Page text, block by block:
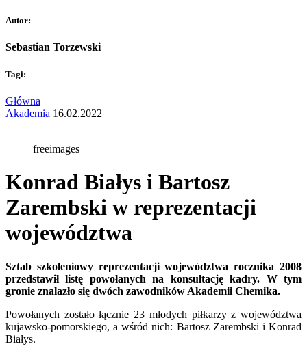
Autor:
Sebastian Torzewski
Tagi:
Główna
Akademia 16.02.2022
freeimages
Konrad Białys i Bartosz
Zarembski w reprezentacji
województwa
Sztab szkoleniowy reprezentacji województwa rocznika 2008
przedstawił listę powołanych na konsultację kadry. W tym
gronie znalazło się dwóch zawodników Akademii Chemika.
Powołanych zostało łącznie 23 młodych piłkarzy z województwa
kujawsko-pomorskiego, a wśród nich: Bartosz Zarembski i Konrad
Białys.